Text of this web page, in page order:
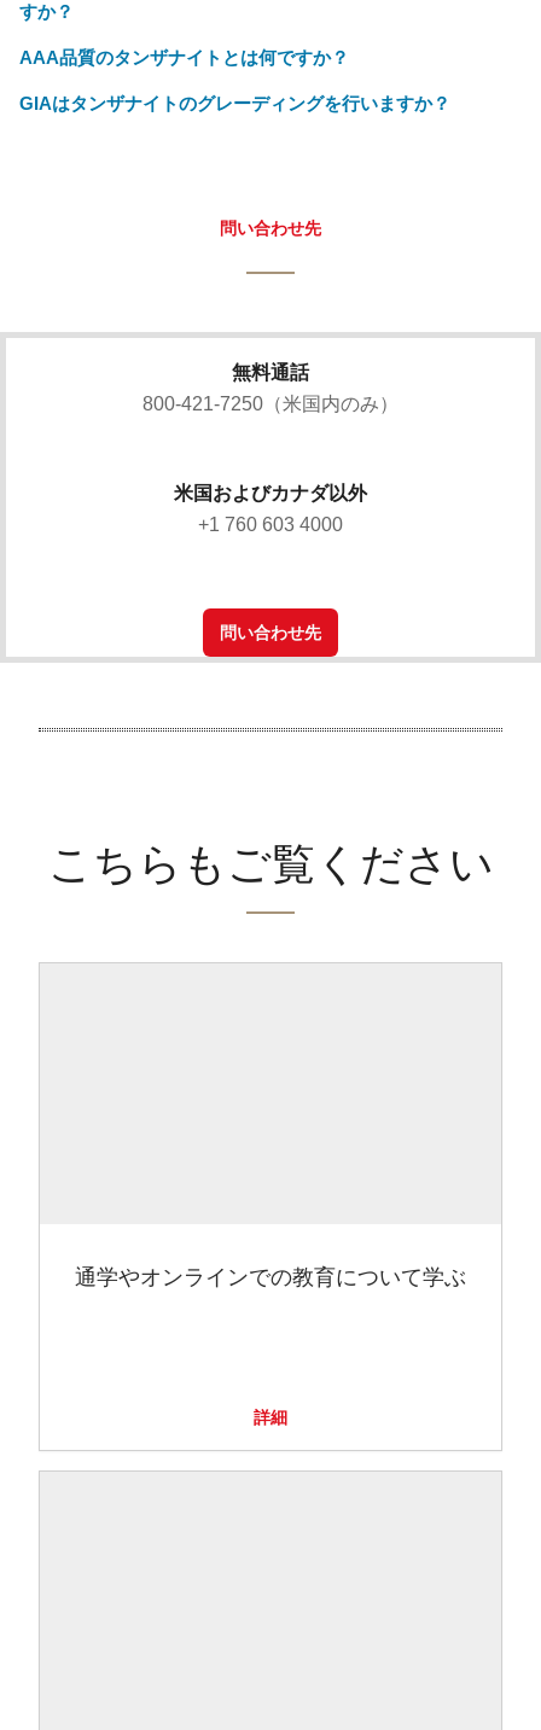
すか？
AAA品質のタンザナイトとは何ですか？
GIAはタンザナイトのグレーディングを行いますか？
問い合わせ先
無料通話
800-421-7250（米国内のみ）
米国およびカナダ以外
+1 760 603 4000
問い合わせ先
こちらもご覧ください
通学やオンラインでの教育について学ぶ
詳細